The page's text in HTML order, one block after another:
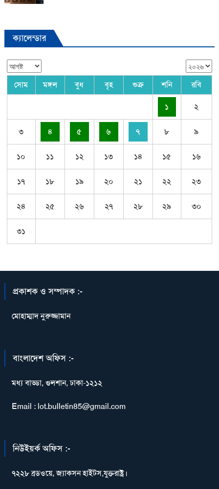
ক্যালেন্ডার
সোম মঙ্গল বুধ বৃহ শুক্র শনি রবি
১ ২
৩ ৪ ৫ ৬ ৭ ৮ ৯
১০ ১১ ১২ ১৩ ১৪ ১৫ ১৬
১৭ ১৮ ১৯ ২০ ২১ ২২ ২৩
২৪ ২৫ ২৬ ২৭ ২৮ ২৯ ৩০
৩১
প্রকাশক ও সম্পাদক :-
মোহাম্মাদ নুরুজ্জামান
বাংলাদেশ অফিস :-
মধ্য বাড্ডা, গুলশান, ঢাকা-১২১২
Email : lot.bulletin85@gmail.com
নিউইয়র্ক অফিস :-
৭২২৮ ব্রডওয়ে, জ্যাকসন হাইটস,যুক্তরাষ্ট্র।